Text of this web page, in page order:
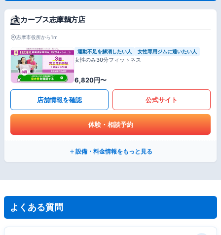
カーブス志摩鵜方店
志摩市役所から1m
運動不足を解消したい人 女性専用ジムに通いたい人
女性のみ30分フィットネス
6,820円〜
店舗情報を確認 公式サイト
体験・相談予約
設備・料金情報をもっと見る
よくある質問